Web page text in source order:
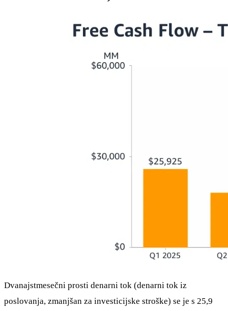
Dvanajstmesečni prosti denarni tok (denarni tok iz
poslovanja, zmanjšan za investicijske stroške) se je s 25,9